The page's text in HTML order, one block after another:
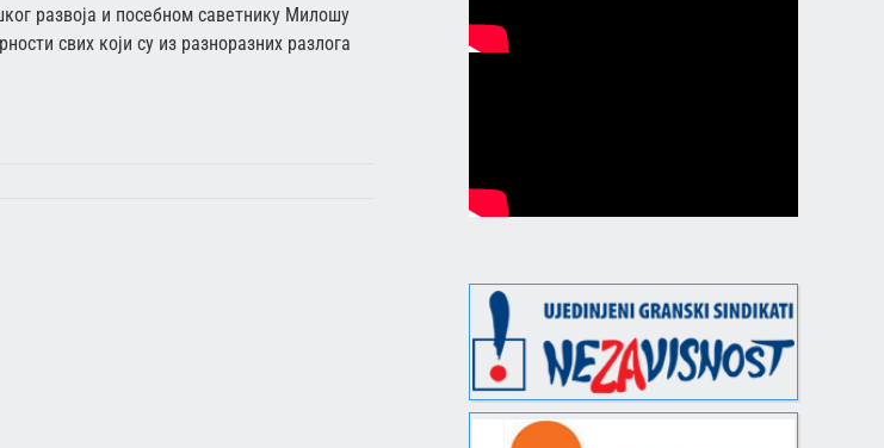
развоја и посебном саветнику Милошу
свих који су из разноразних разлога